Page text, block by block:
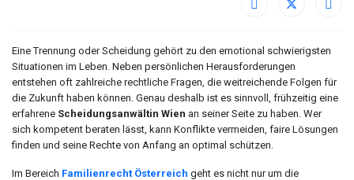
Eine Trennung oder Scheidung gehört zu den emotional schwierigsten
Situationen im Leben. Neben persönlichen Herausforderungen
entstehen oft zahlreiche rechtliche Fragen, die weitreichende Folgen für
die Zukunft haben können. Genau deshalb ist es sinnvoll, frühzeitig eine
erfahrene Scheidungsanwältin Wien an seiner Seite zu haben. Wer
sich kompetent beraten lässt, kann Konflikte vermeiden, faire Lösungen
finden und seine Rechte von Anfang an optimal schützen.
Im Bereich Familienrecht Österreich geht es nicht nur um die